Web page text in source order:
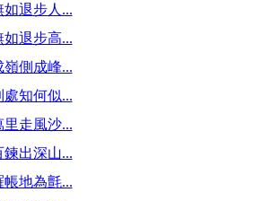
如退步人...
如退步高...
嶺側成峰...
處知何似...
里走風沙...
鍊出深山...
帳地為氈...